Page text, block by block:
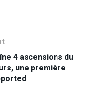
4 ascensions du
une première